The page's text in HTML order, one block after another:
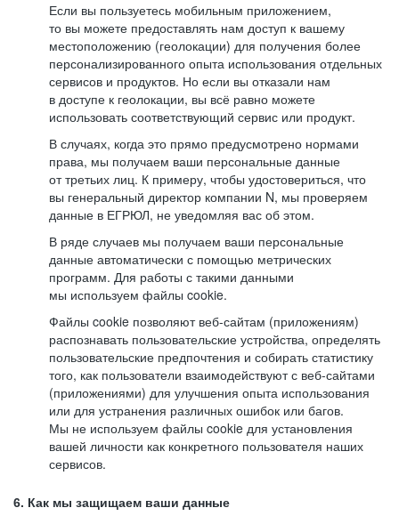
Если вы пользуетесь мобильным приложением,
то вы можете предоставлять нам доступ к вашему
местоположению (геолокации) для получения более
персонализированного опыта использования отдельных
сервисов и продуктов. Но если вы отказали нам
в доступе к геолокации, вы всё равно можете
использовать соответствующий сервис или продукт.
В случаях, когда это прямо предусмотрено нормами
права, мы получаем ваши персональные данные
от третьих лиц. К примеру, чтобы удостовериться, что
вы генеральный директор компании N, мы проверяем
данные в ЕГРЮЛ, не уведомляя вас об этом.
В ряде случаев мы получаем ваши персональные
данные автоматически с помощью метрических
программ. Для работы с такими данными
мы используем файлы cookie.
Файлы cookie позволяют веб-сайтам (приложениям)
распознавать пользовательские устройства, определять
пользовательские предпочтения и собирать статистику
того, как пользователи взаимодействуют с веб-сайтами
(приложениями) для улучшения опыта использования
или для устранения различных ошибок или багов.
Мы не используем файлы cookie для установления
вашей личности как конкретного пользователя наших
сервисов.
6. Как мы защищаем ваши данные